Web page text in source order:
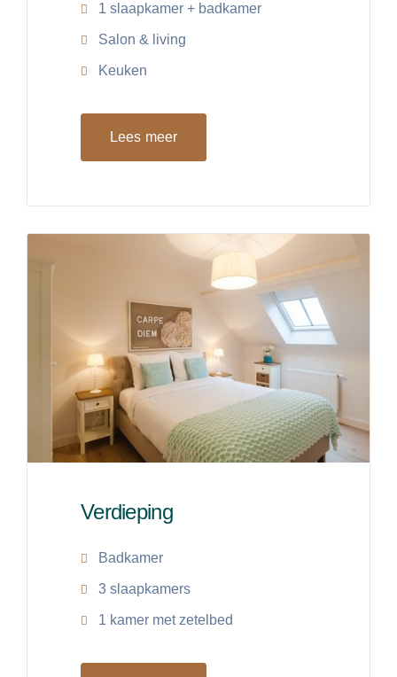
1 slaapkamer + badkamer
Salon & living
Keuken
Lees meer
Verdieping
Badkamer
3 slaapkamers
1 kamer met zetelbed